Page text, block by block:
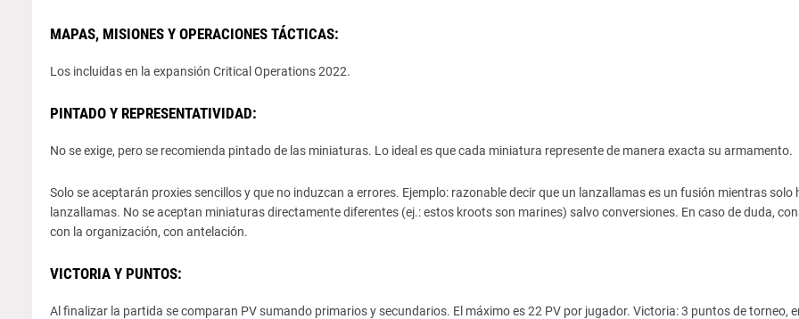
MAPAS, MISIONES Y OPERACIONES TÁCTICAS:
Los incluidas en la expansión Critical Operations 2022.
PINTADO Y REPRESENTATIVIDAD:
No se exige, pero se recomienda pintado de las miniaturas. Lo ideal es que cada miniatura represente de manera exacta su armamento.
Solo se aceptarán proxies sencillos y que no induzcan a errores. Ejemplo: razonable decir que un lanzallamas es un fusión mientras solo
lanzallamas. No se aceptan miniaturas directamente diferentes (ej.: estos kroots son marines) salvo conversiones. En caso de duda,
con la organización, con antelación.
VICTORIA Y PUNTOS:
Al finalizar la partida se comparan PV sumando primarios y secundarios. El máximo es 22 PV por jugador. Victoria: 3 puntos de torneo,